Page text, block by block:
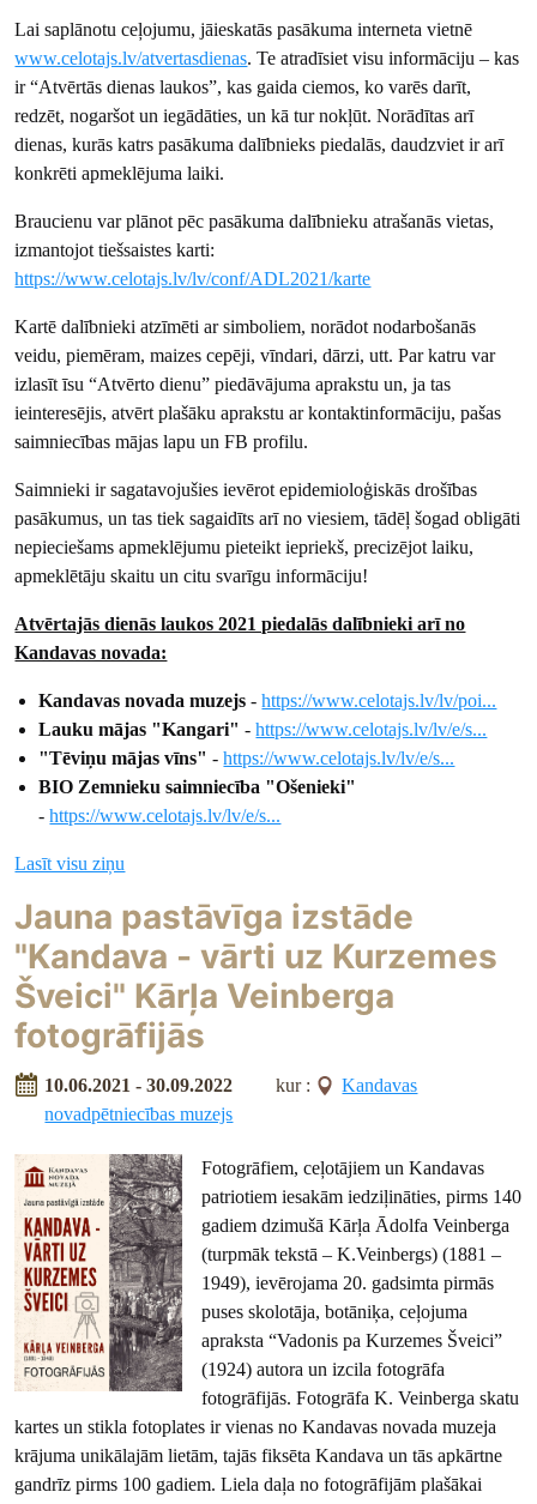
Lai saplānotu ceļojumu, jāieskatās pasākuma interneta vietnē
www.celotajs.lv/atvertasdienas. Te atradīsiet visu informāciju – kas
ir “Atvērtās dienas laukos”, kas gaida ciemos, ko varēs darīt,
redzēt, nogaršot un iegādāties, un kā tur nokļūt. Norādītas arī
dienas, kurās katrs pasākuma dalībnieks piedalās, daudzviet ir arī
konkrēti apmeklējuma laiki.
Braucienu var plānot pēc pasākuma dalībnieku atrašanās vietas,
izmantojot tiešsaistes karti:
https://www.celotajs.lv/lv/conf/ADL2021/karte
Kartē dalībnieki atzīmēti ar simboliem, norādot nodarbošanās
veidu, piemēram, maizes cepēji, vīndari, dārzi, utt. Par katru var
izlasīt īsu “Atvērto dienu” piedāvājuma aprakstu un, ja tas
ieinteresējis, atvērt plašāku aprakstu ar kontaktinformāciju, pašas
saimniecības mājas lapu un FB profilu.
Saimnieki ir sagatavojušies ievērot epidemioloģiskās drošības
pasākumus, un tas tiek sagaidīts arī no viesiem, tādēļ šogad obligāti
nepieciešams apmeklējumu pieteikt iepriekš, precizējot laiku,
apmeklētāju skaitu un citu svarīgu informāciju!
Atvērtajās dienās laukos 2021 piedalās dalībnieki arī no
Kandavas novada:
Kandavas novada muzejs-https://www.celotajs.lv/lv/poi...
Lauku mājas "Kangari" -https://www.celotajs.lv/lv/e/s...
"Tēviņu mājas vīns" -https://www.celotajs.lv/lv/e/s...
BIO Zemnieku saimniecība "Ošenieki"
-https://www.celotajs.lv/lv/e/s...
Lasīt visu ziņu
Jauna pastāvīga izstāde
"Kandava - vārti uz Kurzemes
Šveici" Kārļa Veinberga
fotogrāfijās
10.06.2021 - 30.09.2022 kur :
Kandavas
novadpētniecības muzejs
Fotogrāfiem, ceļotājiem un Kandavas
patriotiem iesakām iedziļināties, pirms 140
gadiem dzimušā Kārļa Ādolfa Veinberga
(turpmāk tekstā – K.Veinbergs) (1881 –
1949), ievērojama 20. gadsimta pirmās
puses skolotāja, botāniķa, ceļojuma
apraksta “Vadonis pa Kurzemes Šveici”
(1924) autora un izcila fotogrāfa
fotogrāfijās. Fotogrāfa K. Veinberga skatu
kartes un stikla fotoplates ir vienas no Kandavas novada muzeja
krājuma unikālajām lietām, tajās fiksēta Kandava un tās apkārtne
gandrīz pirms 100 gadiem. Liela daļa no fotogrāfijām plašākai